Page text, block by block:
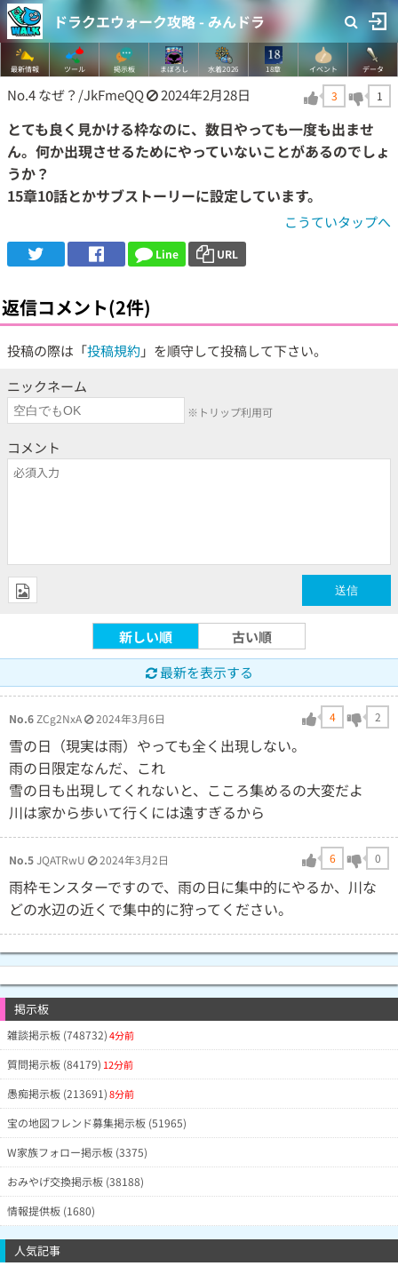
ドラクエウォーク攻略 - みんドラ
最新情報 ツール 掲示板 まぼろし 水着2026 18章 イベント データ
No.4なぜ？/JkFmeQQ 2024年2月28日 3 1
とても良く見かける枠なのに、数日やっても一度も出ませ
ん。何か出現させるためにやっていないことがあるのでしょ
うか？
15章10話とかサブストーリーに設定しています。
こうていタップへ
Line URL
返信コメント(2件)
投稿の際は「投稿規約 」を順守して投稿して下さい。
ニックネーム
※トリップ利用可
コメント
新しい順
古い順
最新を表示する
No.6 ZCg2NxA 2024年3月6日 4 2
雪の日（現実は雨）やっても全く出現しない。
雨の日限定なんだ、これ
雪の日も出現してくれないと、こころ集めるの大変だよ
川は家から歩いて行くには遠すぎるから
No.5JQATRwU 2024年3月2日 6 0
雨枠モンスターですので、雨の日に集中的にやるか、川な
どの水辺の近くで集中的に狩ってください。
掲示板
雑談掲示板 (748732)4分前
質問掲示板 (84179) 12分前
愚痴掲示板 (213691)8分前
宝の地図フレンド募集掲示板 (51965)
W家族フォロー掲示板 (3375)
おみやげ交換掲示板 (38188)
情報提供板 (1680)
人気記事